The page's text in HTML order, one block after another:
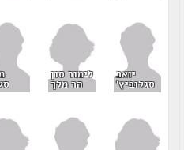
יואב
סגלוביץ'
לימור סון
הר מלך